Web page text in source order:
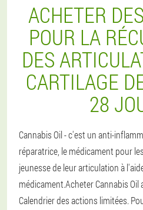
ACHETER
POUR LA
DES
CARTILAGE
28
Cannabis Oil - c'est un anti-
réparatrice, le médicament pour
jeunesse de leur articulation à
médicament.Acheter Cannabis Oil
Calendrier des actions limitées.